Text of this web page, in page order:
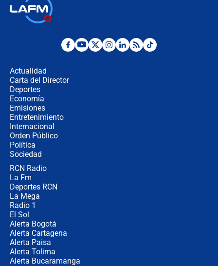
¿Por qué De la Espriella gobernará
Actualidad
Carta del Director
Deportes
Economía
Emisiones
Entretenimiento
Internacional
Orden Público
Política
Sociedad
RCN Radio
La Fm
Deportes RCN
La Mega
Radio 1
El Sol
Alerta Bogotá
Alerta Cartagena
Alerta Paisa
Alerta Tolima
Alerta Bucaramanga